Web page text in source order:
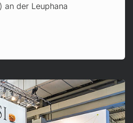
an der Leuphana